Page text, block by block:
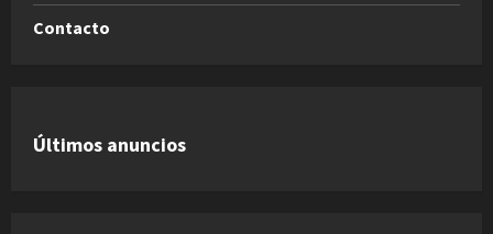
Contacto
Últimos anuncios